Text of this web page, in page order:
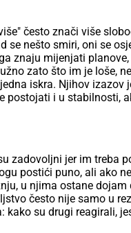
često znači više
se nešto smiri, oni se
znaju mijenjati
zato što im je loše,
iskra. Njihov izazov
postojati i u stabilnosti,
zadovoljni jer im treba
postići puno, ali ako
u njima ostane dojam
često nije samo u
kako su drugi reagirali,